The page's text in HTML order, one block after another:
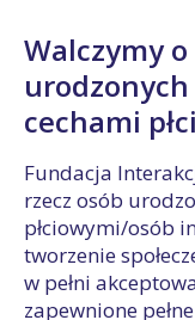
Walczymy
cechami
Fundacja
rzecz osób
płciowymi/osób
tworzenie
w pełni
zapewnione